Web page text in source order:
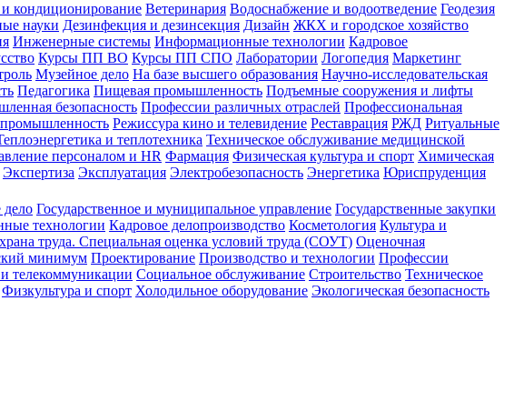
кондиционирование Ветеринария Водоснабжение и водоотведение Геодезия
науки Дезинфекция и дезинсекция Дизайн ЖКХ и городское хозяйство
Инженерные системы Информационные технологии Кадровое
Курсы ПП ВО Курсы ПП СПО Лаборатории Логопедия Маркетинг
Музейное дело На базе высшего образования Научно-исследовательская
Педагогика Пищевая промышленность Подъемные сооружения и лифты
безопасность Профессии различных отраслей Профессиональная
промышленность Режиссура кино и телевидение Реставрация РЖД Ритуальные
и теплотехника Техническое обслуживание медицинской
персоналом и HR Фармация Физическая культура и спорт Химическая
Экспертиза Эксплуатация Электробезопасность Энергетика Юриспруденция
дело Государственное и муниципальное управление Государственные закупки
технологии Кадровое делопроизводство Косметология Культура и
труда. Специальная оценка условий труда (СОУТ) Оценочная
минимум Проектирование Производство и технологии Профессии
телекоммуникации Социальное обслуживание Строительство Техническое
Физкультура и спорт Холодильное оборудование Экологическая безопасность